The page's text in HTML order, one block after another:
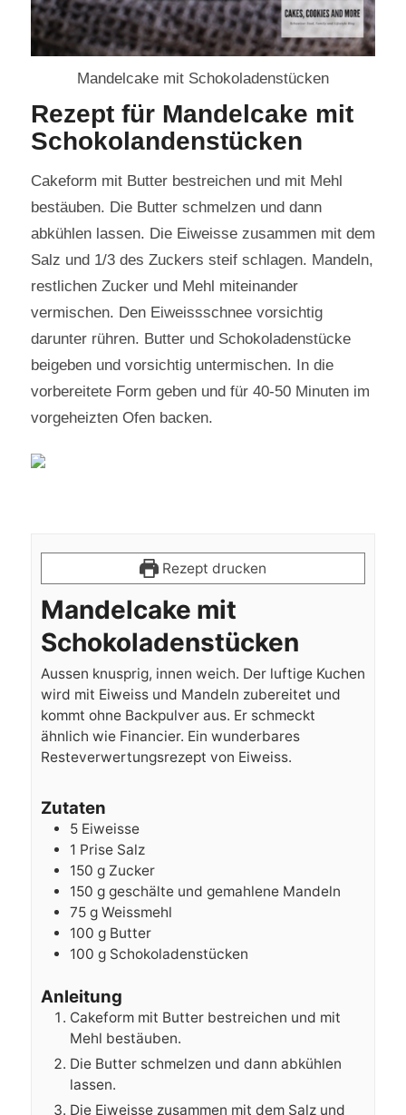
Mandelcake mit Schokoladenstücken
Rezept für Mandelcake mit
Schokolandenstücken
Cakeform mit Butter bestreichen und mit Mehl
bestäuben. Die Butter schmelzen und dann
abkühlen lassen. Die Eiweisse zusammen mit dem
Salz und 1/3 des Zuckers steif schlagen. Mandeln,
restlichen Zucker und Mehl miteinander
vermischen. Den Eiweissschnee vorsichtig
darunter rühren. Butter und Schokoladenstücke
beigeben und vorsichtig untermischen. In die
vorbereitete Form geben und für 40-50 Minuten im
vorgeheizten Ofen backen.
Rezept drucken
Mandelcake mit
Schokoladenstücken
Aussen knusprig, innen weich. Der luftige Kuchen
wird mit Eiweiss und Mandeln zubereitet und
kommt ohne Backpulver aus. Er schmeckt
ähnlich wie Financier. Ein wunderbares
Resteverwertungsrezept von Eiweiss.
Zutaten
5 Eiweisse
1 Prise Salz
150 g Zucker
150 g geschälte und gemahlene Mandeln
75 g Weissmehl
100 g Butter
100 g Schokoladenstücken
Anleitung
Cakeform mit Butter bestreichen und mit
Mehl bestäuben.
Die Butter schmelzen und dann abkühlen
lassen.
Die Eiweisse zusammen mit dem Salz und